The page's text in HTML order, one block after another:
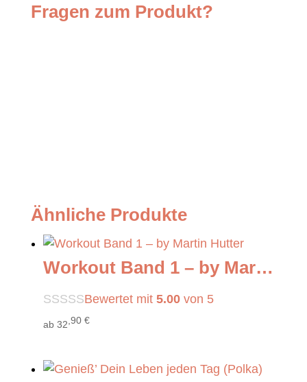
Fragen zum Produkt?
Ähnliche Produkte
Workout Band 1 – by Martin Hutter
Bewertet mit 5.00von 5
ab 32,90 €